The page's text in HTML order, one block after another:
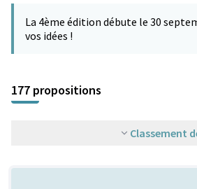
−
La 4ème édition débute le 30
vos idées !
177 propositions
Classement